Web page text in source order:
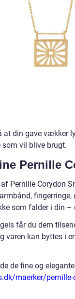
din gave vækker
som vil blive brugt.
Pernille
Pernille Corydon
fingerringe,
som falder i din
får du dem
varen kan byttes i
de fine og
maerker/